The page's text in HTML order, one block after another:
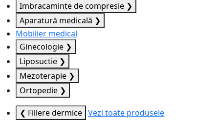
Imbracaminte de compresie ❯
Aparatură medicală ❯
Mobilier medical
Ginecologie ❯
Liposuctie ❯
Mezoterapie ❯
Ortopedie ❯
❮ Fillere dermice Vezi toate produsele